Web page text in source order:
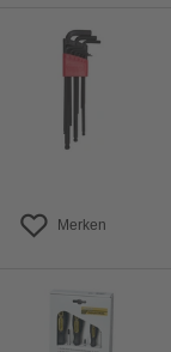
Merken